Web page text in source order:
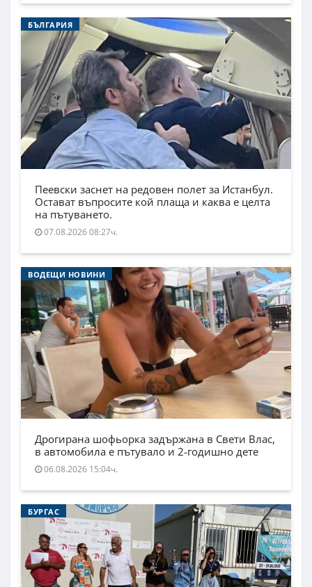
БЪЛГАРИЯ
Пеевски заснет на редовен полет за Истанбул.
Остават въпросите кой плаща и каква е целта
на пътуването.
07.08.2026 08:27ч.
ВОДЕЩИ НОВИНИ
Дрогирана шофьорка задържана в Свети Влас,
в автомобила е пътувало и 2-годишно дете
06.08.2026 15:04ч.
БУРГАС